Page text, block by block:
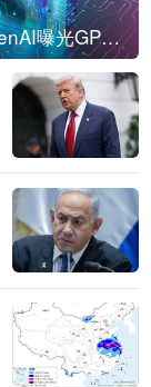
刚刚，OpenAI曝光GPT-6！传10万亿参数，8月强行发布